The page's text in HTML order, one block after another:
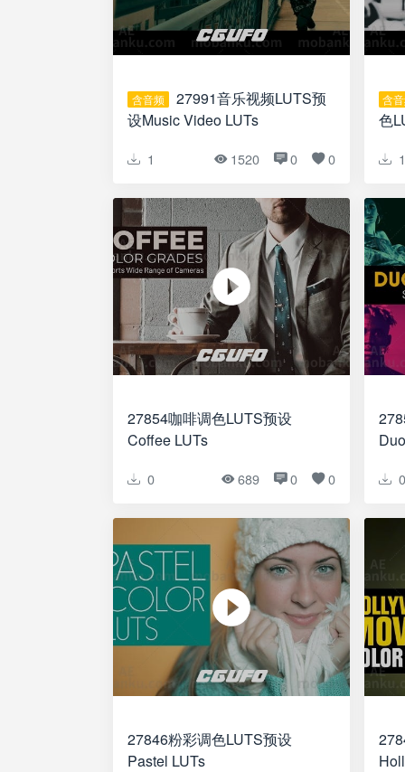
含音频
设Music Video LUTs
1 1520 0 0
含
色
1
27854咖啡调色LUTS预设
Coffee LUTs
0 689 0 0 0
27846粉彩调色LUTS预设
Pastel LUTs